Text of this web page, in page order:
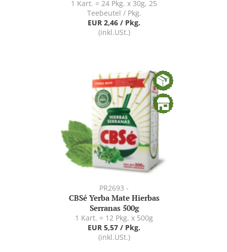
1 Kart. = 24 Pkg. x 30g, 25
Teebeutel / Pkg.
EUR 2,46 / Pkg.
(inkl.USt.)
PR2693 -
CBSé Yerba Mate Hierbas
Serranas 500g
1 Kart. = 12 Pkg. x 500g
EUR 5,57 / Pkg.
(inkl.USt.)